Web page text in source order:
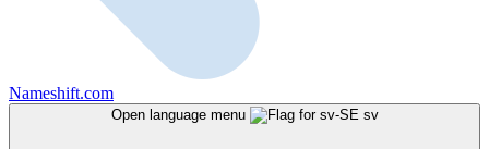
Nameshift.com
Open language menu sv